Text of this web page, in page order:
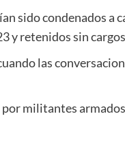
sido condenados a
y retenidos sin
las
por militantes